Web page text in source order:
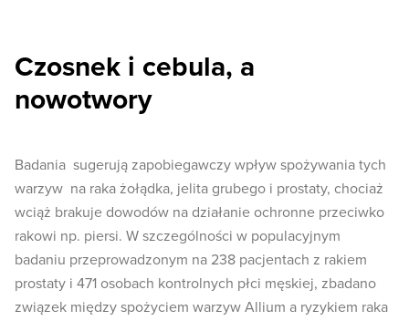
Czosnek i cebula, a
nowotwory
Badania sugerują zapobiegawczy wpływ spożywania tych
warzyw na raka żołądka, jelita grubego i prostaty, chociaż
wciąż brakuje dowodów na działanie ochronne przeciwko
rakowi np. piersi. W szczególności w populacyjnym
badaniu przeprowadzonym na 238 pacjentach z rakiem
prostaty i 471 osobach kontrolnych płci męskiej, zbadano
związek między spożyciem warzyw Allium a ryzykiem raka